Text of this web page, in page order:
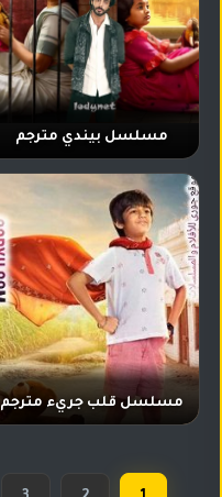
مسلسل بيندي مترجم
مسلسل قلب جريء مترجم